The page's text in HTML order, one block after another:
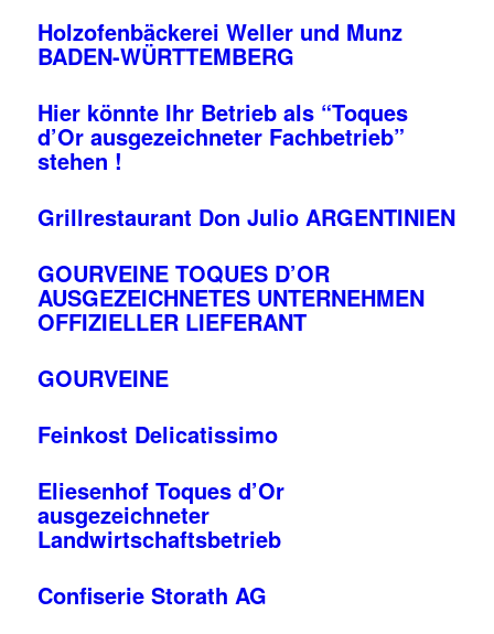
Holzofenbäckerei Weller und Munz
BADEN-WÜRTTEMBERG
Hier könnte Ihr Betrieb als “Toques
d’Or ausgezeichneter Fachbetrieb”
stehen !
Grillrestaurant Don Julio ARGENTINIEN
GOURVEINE TOQUES D’OR
AUSGEZEICHNETES UNTERNEHMEN
OFFIZIELLER LIEFERANT
GOURVEINE
Feinkost Delicatissimo
Eliesenhof Toques d’Or
ausgezeichneter
Landwirtschaftsbetrieb
Confiserie Storath AG